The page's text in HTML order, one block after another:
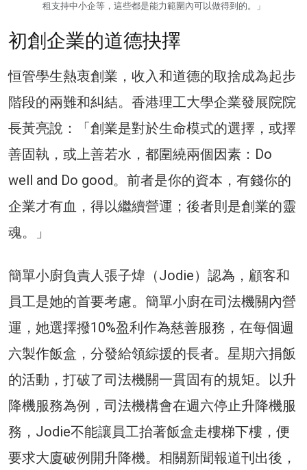
租支持中小企等，這些都是能力範圍內可以做得到的。」
初創企業的道德抉擇
恒管學生熱衷創業，收入和道德的取捨成為起步
階段的兩難和糾結。香港理工大學企業發展院院
長黃亮說：「創業是對於生命模式的選擇，或擇
善固執，或上善若水，都圍繞兩個因素：Do
well and Do good。前者是你的資本，有錢你的
企業才有血，得以繼續營運；後者則是創業的靈
魂。」
簡單小廚負責人張子煒（Jodie）認為，顧客和
員工是她的首要考慮。簡單小廚在司法機關內營
運，她選擇撥10%盈利作為慈善服務，在每個週
六製作飯盒，分發給領綜援的長者。星期六捐飯
的活動，打破了司法機關一貫固有的規矩。以升
降機服務為例，司法機構會在週六停止升降機服
務，Jodie不能讓員工抬著飯盒走樓梯下樓，便
要求大廈破例開升降機。相關新聞報道刊出後，